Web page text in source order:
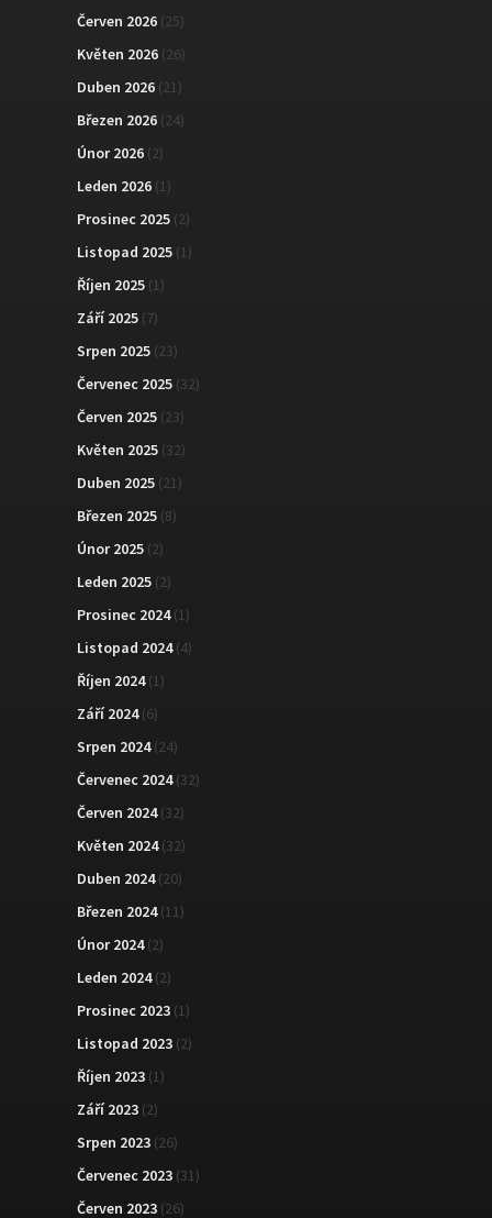
Červen 2026 (25)
Květen 2026 (26)
Duben 2026 (21)
Březen 2026 (24)
Únor 2026 (2)
Leden 2026 (1)
Prosinec 2025 (2)
Listopad 2025 (1)
Říjen 2025 (1)
Září 2025 (7)
Srpen 2025 (23)
Červenec 2025 (32)
Červen 2025 (23)
Květen 2025 (32)
Duben 2025 (21)
Březen 2025 (8)
Únor 2025 (2)
Leden 2025 (2)
Prosinec 2024(1)
Listopad 2024(4)
Říjen 2024(1)
Září 2024(6)
Srpen 2024(24)
Červenec 2024(32)
Červen 2024(32)
Květen 2024(32)
Duben 2024(20)
Březen 2024(11)
Únor 2024(2)
Leden 2024(2)
Prosinec 2023 (1)
Listopad 2023 (2)
Říjen 2023 (1)
Září 2023 (2)
Srpen 2023 (26)
Červenec 2023 (31)
Červen 2023 (26)